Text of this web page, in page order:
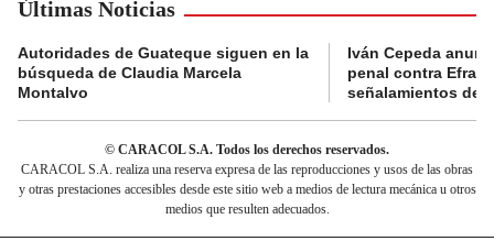
Últimas Noticias
Autoridades de Guateque siguen en la
búsqueda de Claudia Marcela
Montalvo
Iván Cepeda
penal contra
señalamientos de
© CARACOL S.A. Todos los derechos reservados.
CARACOL S.A. realiza una reserva expresa de las reproducciones y usos de las obras
y otras prestaciones accesibles desde este sitio web a medios de lectura mecánica u otros
medios que resulten adecuados.